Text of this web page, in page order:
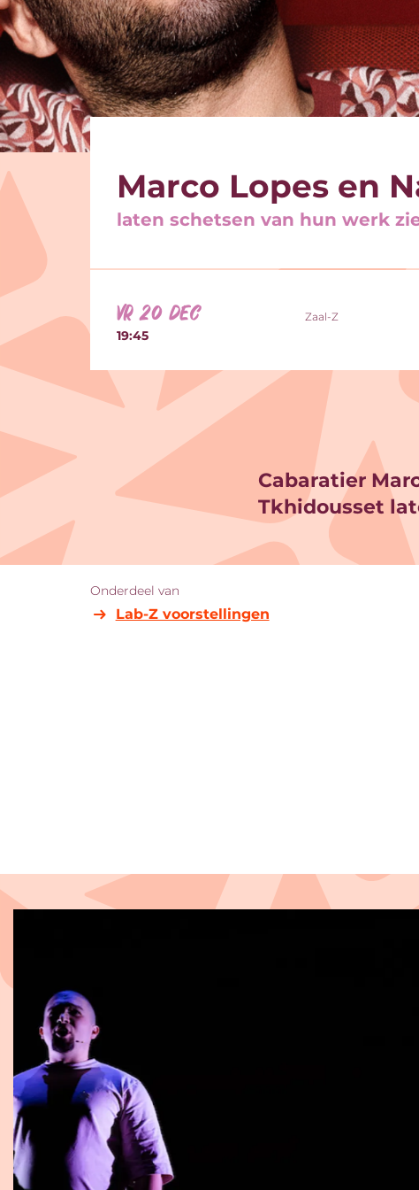
Marco Lopes en
laten schetsen van hun werk
vr 20 dec
19:45
Zaal-Z
Cabaratier
Tkhidousset
Onderdeel van
Lab-Z voorstellingen
Inzoomen